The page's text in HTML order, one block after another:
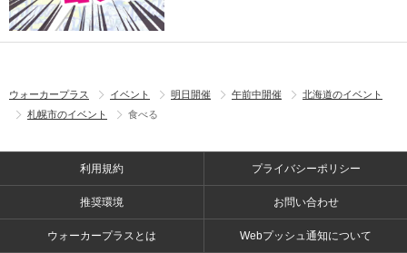
ウォーカープラス イベント 明日開催 午前中開催
北海道のイベント
札幌市のイベント
食べる
利用規約 プライバシーポリシー
推奨環境 お問い合わせ
ウォーカープラスとは Webプッシュ通知について